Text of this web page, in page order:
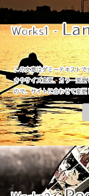
Works1 -
この文章はダミーテキスト
さやサイズ変更、カラー変
ので、サイトに合わせて変